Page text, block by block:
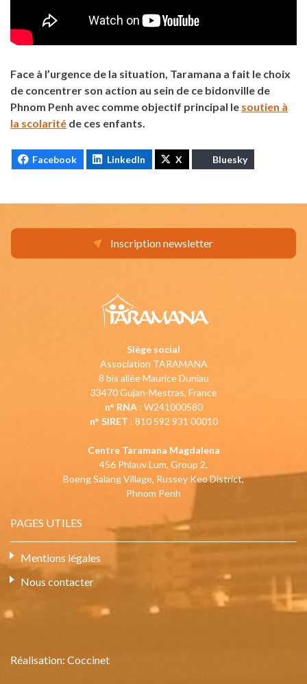
Face à l’urgence de la situation, Taramana a fait le choix
de concentrer son action au sein de ce bidonville de
Phnom Penh avec comme objectif principal le soutien à
la scolarité de ces enfants.
Facebook LinkedIn X Bluesky
Inscription newsletter
Siège social
Association TARAMANA
8 bis allée Maurice Duniau
33470 Gujan-Mestras, France
n° RNA: W241000580
n° SIRET : 810 592 931 00010
Centre Taramana Magdalena
456 Phlauv Lum, Group 2,
Boeng Salang Village, Russey Keo District,
Phnom Penh
PAGES UTILES
Mentions légales
Nous contacter
Réalisation: Coccinet